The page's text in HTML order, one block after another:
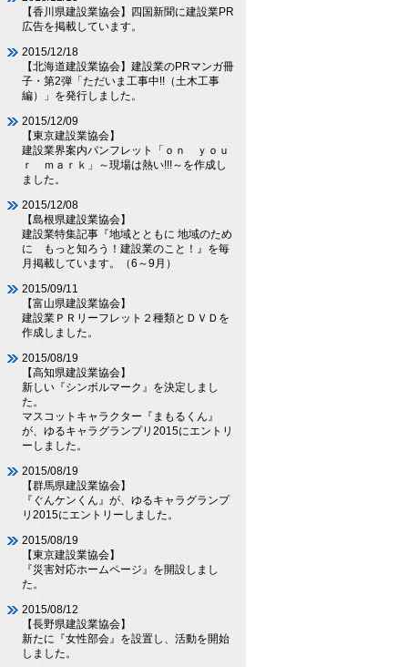
【香川県建設業協会】四国新聞に建設業PR
広告を掲載しています。
2015/12/18
【北海道建設業協会】建設業のPRマンガ冊
子・第2弾「ただいま工事中!!（土木工事
編）」を発行しました。
2015/12/09
【東京建設業協会】
建設業界案内パンフレット「ｏｎ ｙｏｕ
ｒ ｍａｒｋ」～現場は熱い!!!～を作成し
ました。
2015/12/08
【島根県建設業協会】
建設業特集記事『地域とともに 地域のため
に もっと知ろう！建設業のこと！』を毎
月掲載しています。（6～9月）
2015/09/11
【富山県建設業協会】
建設業ＰＲリーフレット２種類とＤＶＤを
作成しました。
2015/08/19
【高知県建設業協会】
新しい『シンボルマーク』を決定しまし
た。
マスコットキャラクター『まもるくん』
が、ゆるキャラグランプリ2015にエントリ
ーしました。
2015/08/19
【群馬県建設業協会】
『ぐんケンくん』が、ゆるキャラグランプ
リ2015にエントリーしました。
2015/08/19
【東京建設業協会】
『災害対応ホームページ』を開設しまし
た。
2015/08/12
【長野県建設業協会】
新たに『女性部会』を設置し、活動を開始
しました。